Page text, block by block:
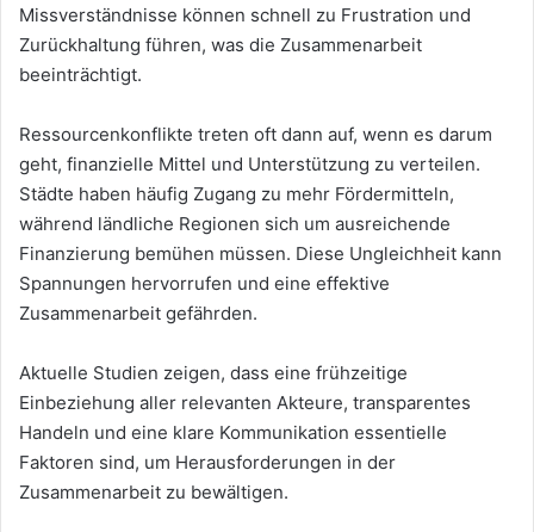
Missverständnisse können schnell zu Frustration und
Zurückhaltung führen, was die Zusammenarbeit
beeinträchtigt.
Ressourcenkonflikte treten oft dann auf, wenn es darum
geht, finanzielle Mittel und Unterstützung zu verteilen.
Städte haben häufig Zugang zu mehr Fördermitteln,
während ländliche Regionen sich um ausreichende
Finanzierung bemühen müssen. Diese Ungleichheit kann
Spannungen hervorrufen und eine effektive
Zusammenarbeit gefährden.
Aktuelle Studien zeigen, dass eine frühzeitige
Einbeziehung aller relevanten Akteure, transparentes
Handeln und eine klare Kommunikation essentielle
Faktoren sind, um Herausforderungen in der
Zusammenarbeit zu bewältigen.